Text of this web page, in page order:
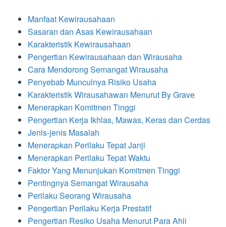
Manfaat Kewirausahaan
Sasaran dan Asas Kewirausahaan
Karakteristik Kewirausahaan
Pengertian Kewirausahaan dan Wirausaha
Cara Mendorong Semangat Wirausaha
Penyebab Munculnya Risiko Usaha
Karakteristik Wirausahawan Menurut By Grave
Menerapkan Komitmen Tinggi
Pengertian Kerja Ikhlas, Mawas, Keras dan Cerdas
Jenis-jenis Masalah
Menerapkan Perilaku Tepat Janji
Menerapkan Perilaku Tepat Waktu
Faktor Yang Menunjukan Komitmen Tinggi
Pentingnya Semangat Wirausaha
Perilaku Seorang Wirausaha
Pengertian Perilaku Kerja Prestatif
Pengertian Resiko Usaha Menurut Para Ahli